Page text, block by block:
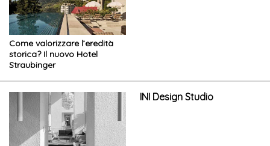
Come valorizzare l’eredità
storica? Il nuovo Hotel
Straubinger
INI Design Studio